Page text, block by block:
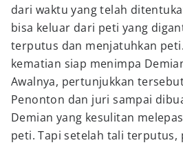
dari waktu yang telah
bisa keluar dari peti yang
terputus dan menjatuhkan
kematian siap menimpa
Awalnya, pertunjukkan
Penonton dan juri sampai
Demian yang kesulitan
peti. Tapi setelah tali terputus,